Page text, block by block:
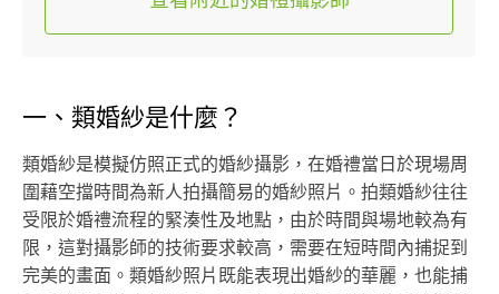
一、類婚紗是什麼？
類婚紗是模擬仿照正式的婚紗攝影，在婚禮當日於現場周
圍藉空擋時間為新人拍攝簡易的婚紗照片。拍類婚紗往往
受限於婚禮流程的緊湊性及地點，由於時間與場地較為有
限，這對攝影師的技術要求較高，需要在短時間內捕捉到
完美的畫面。類婚紗照片既能表現出婚紗的華麗，也能捕